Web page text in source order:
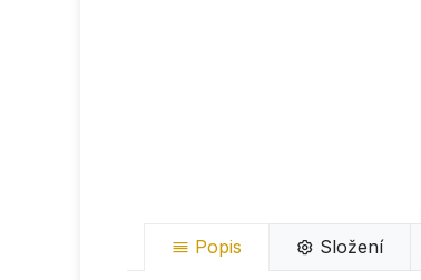
Popis Složení